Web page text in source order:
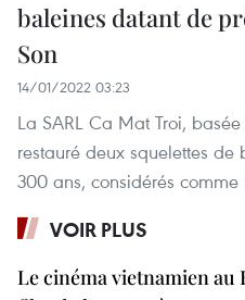
baleines datant de
Son
14/01/2022 03:23
La SARL Ca Mat Troi,
restauré deux squelettes
300 ans, considérés
VOIR PLUS
Le cinéma vietnamien au